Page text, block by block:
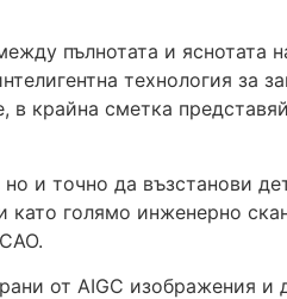
пълнотата и яснотата
технология за
крайна сметка
и точно да възстанови
голямо инженерно
от AIGC изображения и